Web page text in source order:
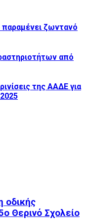
παραμένει ζωντανό
από
της ΑΑΔΕ για
οδικής
Θερινό Σχολείο